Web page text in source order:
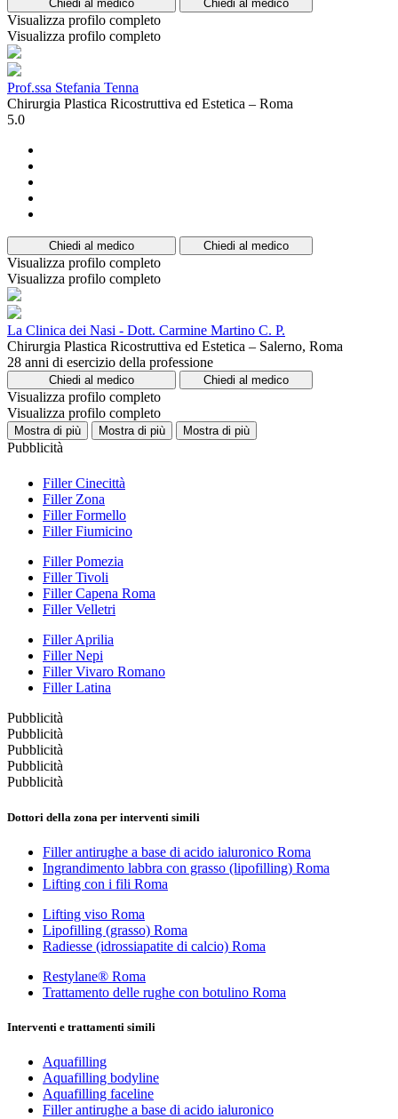
Chiedi al medico Chiedi al medico
Visualizza profilo completo
Visualizza profilo completo
Prof.ssa Stefania Tenna
Chirurgia Plastica Ricostruttiva ed Estetica – Roma
5.0
Chiedi al medico Chiedi al medico
Visualizza profilo completo
Visualizza profilo completo
La Clinica dei Nasi - Dott. Carmine Martino C. P.
Chirurgia Plastica Ricostruttiva ed Estetica – Salerno, Roma
28 anni di esercizio della professione
Chiedi al medico Chiedi al medico
Visualizza profilo completo
Visualizza profilo completo
Mostra di più Mostra di più Mostra di più
Pubblicità
Filler Cinecittà
Filler Zona
Filler Formello
Filler Fiumicino
Filler Pomezia
Filler Tivoli
Filler Capena Roma
Filler Velletri
Filler Aprilia
Filler Nepi
Filler Vivaro Romano
Filler Latina
Pubblicità
Pubblicità
Pubblicità
Pubblicità
Pubblicità
Dottori della zona per interventi simili
Filler antirughe a base di acido ialuronico Roma
Ingrandimento labbra con grasso (lipofilling) Roma
Lifting con i fili Roma
Lifting viso Roma
Lipofilling (grasso) Roma
Radiesse (idrossiapatite di calcio) Roma
Restylane® Roma
Trattamento delle rughe con botulino Roma
Interventi e trattamenti simili
Aquafilling
Aquafilling bodyline
Aquafilling faceline
Filler antirughe a base di acido ialuronico